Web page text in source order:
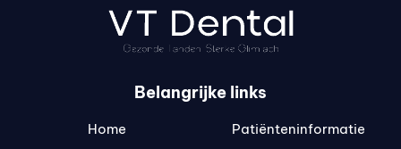
Belangrijke links
Home
Patiënteninformatie